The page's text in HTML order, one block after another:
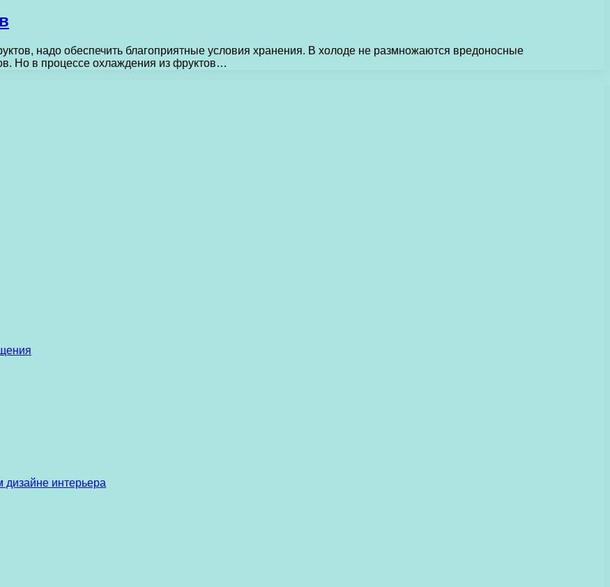
надо обеспечить благоприятные условия хранения. В холоде не размножаются вредоносные
Но в процессе охлаждения из фруктов…
интерьера